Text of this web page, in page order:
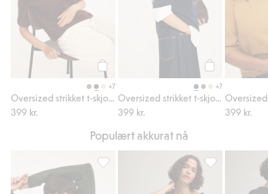
Legg til
+7
399 kr.
+7
399 kr.
399 kr.
Populært akkurat nå
Finstrikket cardigan, Legg til i favoriter
Trikottopp,